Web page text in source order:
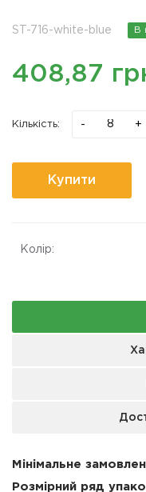
ST-716-white-blue В
408,87
Кількість: - +
Купити
Колір:
Мінімальне
Розмірний ряд